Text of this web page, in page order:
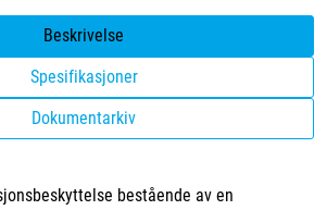
Beskrivelse
Spesifikasjoner
Dokumentarkiv
bestående av en